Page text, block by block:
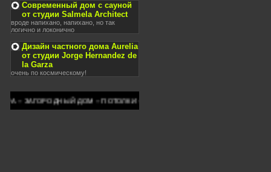
Современный дом с сауной
от студии Salmela Architect
вроде напихано, напихано, но так
логично и локонично
Дизайн частного дома Aurelia
от студии Jorge Hernandez de
la Garza
очень по космическому!
ЗАГОРОДНЫЙ ДОМ -- ПОТОЛКИ -- ОКНА -- ПРИУСАДЕБНЫЙ УЧАСТОК --